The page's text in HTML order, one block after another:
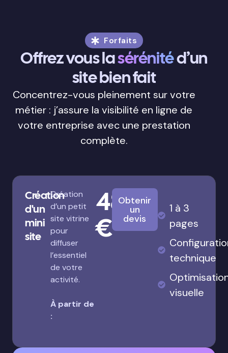
Forfaits
Offrez vous lasérénitéd’un
site bien fait
Concentrez-vous pleinement sur votre
métier : j’assure la visibilité en ligne de
votre entreprise avec une prestation
complète.
Création
d'un
mini
site
Création
d’un petit
site vitrine
pour
diffuser
l’essentiel
de votre
activité.
À partir de
:
480
€
Obtenir
un
devis
1 à 3
pages
technique
visuelle